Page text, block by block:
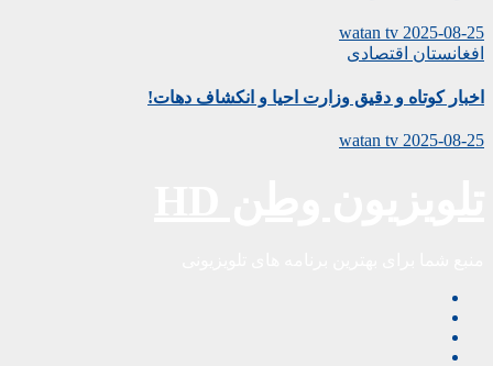
2025-08-25
watan tv
افغانستان اقتصادی
اخبار کوتاه و دقیق وزارت احیا و انکشاف دهات!
2025-08-25
watan tv